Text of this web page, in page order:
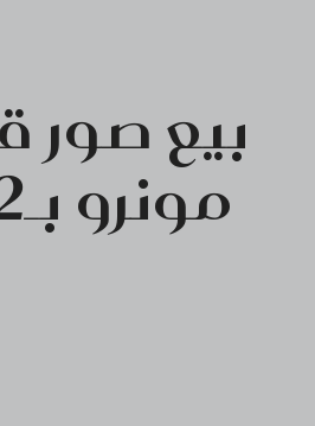
بيع صور
مونرو بـ352 ألف دولار